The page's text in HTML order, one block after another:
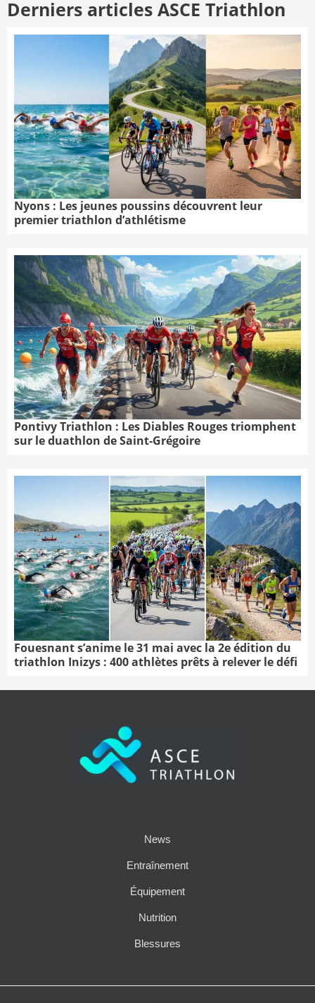
Derniers articles ASCE Triathlon
Nyons : Les jeunes poussins découvrent leur
premier triathlon d’athlétisme
Pontivy Triathlon : Les Diables Rouges triomphent
sur le duathlon de Saint-Grégoire
Fouesnant s’anime le 31 mai avec la 2e édition du
triathlon Inizys : 400 athlètes prêts à relever le défi
News
Entraînement
Équipement
Nutrition
Blessures